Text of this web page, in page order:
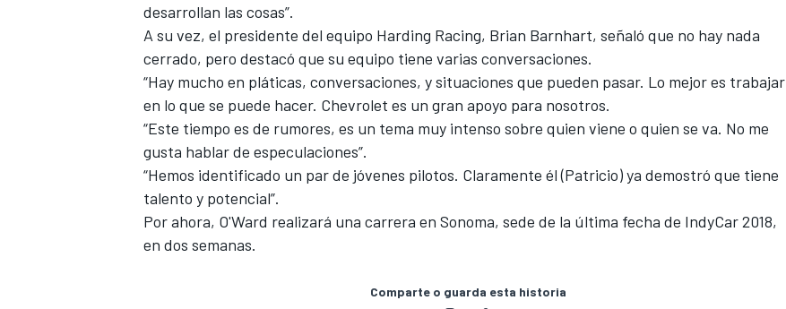
desarrollan las cosas”.
A su vez, el presidente del equipo Harding Racing, Brian Barnhart, señaló que no hay nada
cerrado, pero destacó que su equipo tiene varias conversaciones.
“Hay mucho en pláticas, conversaciones, y situaciones que pueden pasar. Lo mejor es trabajar
en lo que se puede hacer. Chevrolet es un gran apoyo para nosotros.
“Este tiempo es de rumores, es un tema muy intenso sobre quien viene o quien se va. No me
gusta hablar de especulaciones”.
“Hemos identificado un par de jóvenes pilotos. Claramente él (Patricio) ya demostró que tiene
talento y potencial”.
Por ahora, O'Ward realizará una carrera en Sonoma, sede de la última fecha de IndyCar 2018,
en dos semanas.
Comparte o guarda esta historia